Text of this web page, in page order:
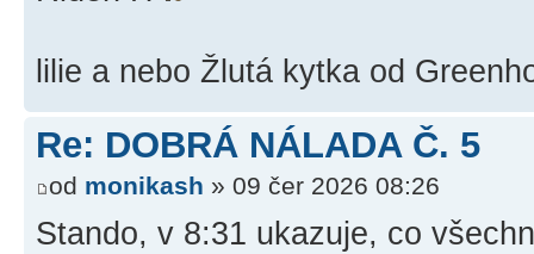
lilie a nebo Žlutá kytka od
Re: DOBRÁ NÁLADA Č. 5
od monikash » 09 čer 2026 08:26
Stando, v 8:31 ukazuje, co